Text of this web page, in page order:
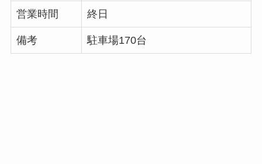
営業時間 終日
備考 駐車場170台